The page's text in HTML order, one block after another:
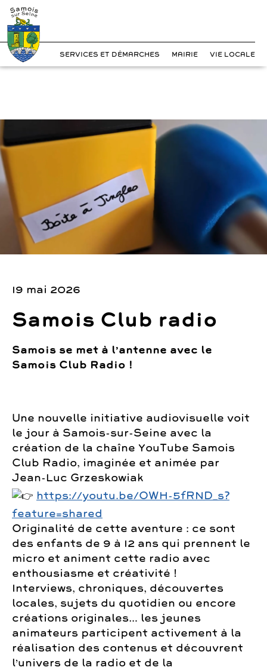
?>
Skip
to
content
SERVICES ET DÉMARCHES MAIRIE VIE LOCALE
19 mai 2026
Samois Club radio
Samois se met à l’antenne avec le
Samois Club Radio !
Une nouvelle initiative audiovisuelle voit
le jour à Samois-sur-Seine avec la
création de la chaîne YouTube Samois
Club Radio, imaginée et animée par
Jean-Luc Grzeskowiak
https://youtu.be/OWH-5fRND_s?
feature=shared
Originalité de cette aventure : ce sont
des enfants de 9 à 12 ans qui prennent le
micro et animent cette radio avec
enthousiasme et créativité !
Interviews, chroniques, découvertes
locales, sujets du quotidien ou encore
créations originales… les jeunes
animateurs participent activement à la
réalisation des contenus et découvrent
l’univers de la radio et de la
Cookies management panel